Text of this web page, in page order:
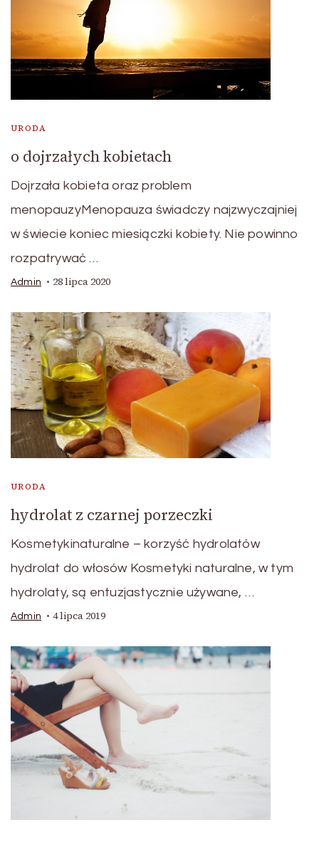
URODA
o dojrzałych kobietach
Dojrzała kobieta oraz problem
menopauzyMenopauza świadczy najzwyczajniej
w świecie koniec miesiączki kobiety. Nie powinno
rozpatrywać …
Admin 28 lipca 2020
URODA
hydrolat z czarnej porzeczki
Kosmetykinaturalne – korzyść hydrolatów
hydrolat do włosów Kosmetyki naturalne, w tym
hydrolaty, są entuzjastycznie używane, …
Admin 4 lipca 2019